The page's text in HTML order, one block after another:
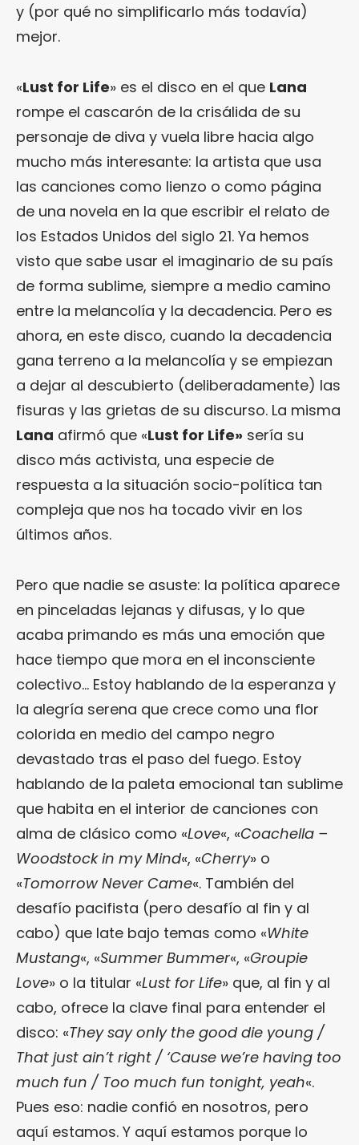
y (por qué no simplificarlo más todavía)
mejor.
«Lust for Life» es el disco en el que Lana
rompe el cascarón de la crisálida de su
personaje de diva y vuela libre hacia algo
mucho más interesante: la artista que usa
las canciones como lienzo o como página
de una novela en la que escribir el relato de
los Estados Unidos del siglo 21. Ya hemos
visto que sabe usar el imaginario de su país
de forma sublime, siempre a medio camino
entre la melancolía y la decadencia. Pero es
ahora, en este disco, cuando la decadencia
gana terreno a la melancolía y se empiezan
a dejar al descubierto (deliberadamente) las
fisuras y las grietas de su discurso. La misma
Lana afirmó que «Lust for Life» sería su
disco más activista, una especie de
respuesta a la situación socio-política tan
compleja que nos ha tocado vivir en los
últimos años.
Pero que nadie se asuste: la política aparece
en pinceladas lejanas y difusas, y lo que
acaba primando es más una emoción que
hace tiempo que mora en el inconsciente
colectivo… Estoy hablando de la esperanza y
la alegría serena que crece como una flor
colorida en medio del campo negro
devastado tras el paso del fuego. Estoy
hablando de la paleta emocional tan sublime
que habita en el interior de canciones con
alma de clásico como «Love«, «Coachella –
Woodstock in my Mind«, «Cherry» o
«Tomorrow Never Came«. También del
desafío pacifista (pero desafío al fin y al
cabo) que late bajo temas como «White
Mustang«, «Summer Bummer«, «Groupie
Love» o la titular «Lust for Life» que, al fin y al
cabo, ofrece la clave final para entender el
disco: «They say only the good die young /
That just ain’t right / ‘Cause we’re having too
much fun / Too much fun tonight, yeah«.
Pues eso: nadie confió en nosotros, pero
aquí estamos. Y aquí estamos porque lo